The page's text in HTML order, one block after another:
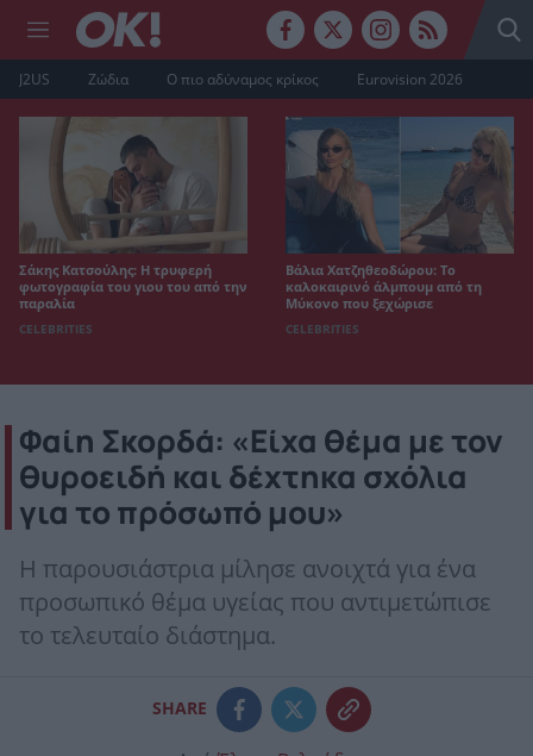
J2US Ζώδια Ο πιο αδύναμος κρίκος Eurovision 2026
Σάκης Κατσούλης: Η τρυφερή
φωτογραφία του γιου του από την
παραλία
CELEBRITIES
Βάλια Χατζηθεοδώρου: Το
καλοκαιρινό άλμπουμ από τη
Μύκονο που ξεχώρισε
CELEBRITIES
Φαίη Σκορδά: «Είχα θέμα με τον
θυροειδή και δέχτηκα σχόλια
για το πρόσωπό μου»
Η παρουσιάστρια μίλησε ανοιχτά για ένα
προσωπικό θέμα υγείας που αντιμετώπισε
το τελευταίο διάστημα.
SHARE